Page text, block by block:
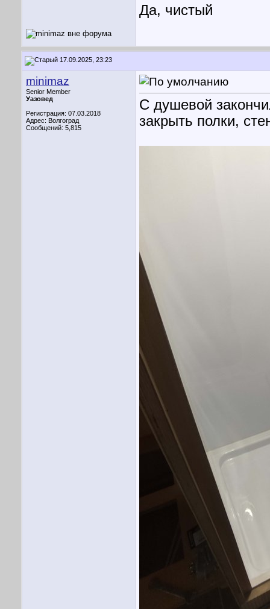
Да, чистый
17.09.2025, 23:23
minimaz
Senior Member
Уазовед
Регистрация: 07.03.2018
Адрес: Волгоград
Сообщений: 5,815
С душевой
закрыть полки,